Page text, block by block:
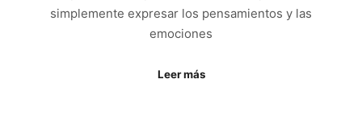
simplemente expresar los pensamientos y las
emociones
Leer más